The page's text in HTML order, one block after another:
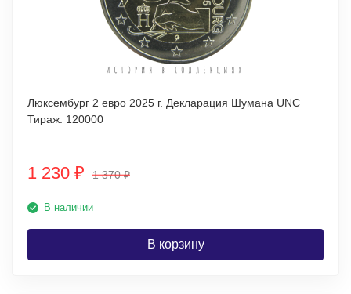
Люксембург 2 евро 2025 г. Декларация Шумана UNC
Тираж: 120000
1 230 ₽ 1 370₽
В наличии
В корзину